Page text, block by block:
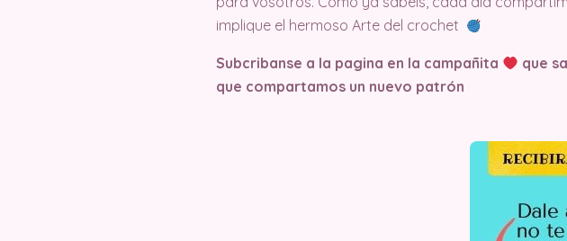
implique el hermoso Arte del crochet
Subcribanse a la pagina en la campañita que
que compartamos un nuevo patrón